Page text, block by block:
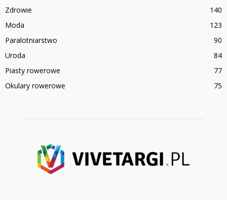
Zdrowie
140
Moda
123
Paralotniarstwo
90
Uroda
84
Piasty rowerowe
77
Okulary rowerowe
75